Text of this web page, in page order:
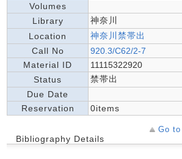
Volumes
Library
神奈川
Location
神奈川禁帯出
Call No
920.3/C62/2-7
Material ID
11115322920
Status
禁帯出
Due Date
Reservation
0items
Go
Bibliography Details